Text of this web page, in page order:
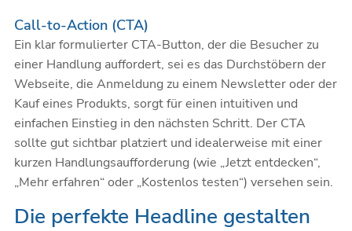
Call-to-Action (CTA)
Ein klar formulierter CTA-Button, der die Besucher zu
einer Handlung auffordert, sei es das Durchstöbern der
Webseite, die Anmeldung zu einem Newsletter oder der
Kauf eines Produkts, sorgt für einen intuitiven und
einfachen Einstieg in den nächsten Schritt. Der CTA
sollte gut sichtbar platziert und idealerweise mit einer
kurzen Handlungsaufforderung (wie „Jetzt entdecken“,
„Mehr erfahren“ oder „Kostenlos testen“) versehen sein.
Die perfekte Headline gestalten